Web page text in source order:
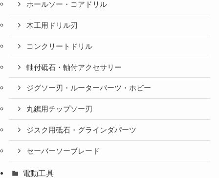
ホールソー・コアドリル
木工用ドリル刃
コンクリートドリル
軸付砥石・軸付アクセサリー
ジグソー刃・ルーターパーツ・ホビー
丸鋸用チップソー刃
ジスク用砥石・グラインダパーツ
セーバーソーブレード
電動工具